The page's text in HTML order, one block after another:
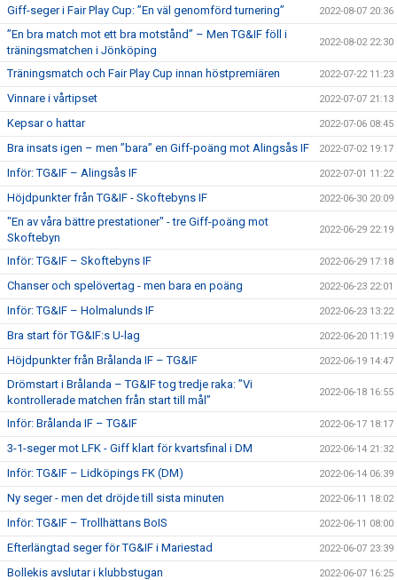
Giff-seger i Fair Play Cup: ”En väl genomförd turnering” 2022-08-07 20:36
”En bra match mot ett bra motstånd” – Men TG&IF föll i
träningsmatchen i Jönköping
2022-08-02 22:30
Träningsmatch och Fair Play Cup innan höstpremiären 2022-07-22 11:23
Vinnare i vårtipset 2022-07-07 21:13
Kepsar o hattar 2022-07-06 08:45
Bra insats igen – men ”bara” en Giff-poäng mot Alingsås IF 2022-07-02 19:17
Inför: TG&IF – Alingsås IF 2022-07-01 11:22
Höjdpunkter från TG&IF - Skoftebyns IF 2022-06-30 20:09
"En av våra bättre prestationer" - tre Giff-poäng mot
Skoftebyn
2022-06-29 22:19
Inför: TG&IF – Skoftebyns IF 2022-06-29 17:18
Chanser och spelövertag - men bara en poäng 2022-06-23 22:01
Inför: TG&IF – Holmalunds IF 2022-06-23 13:22
Bra start för TG&IF:s U-lag 2022-06-20 11:19
Höjdpunkter från Brålanda IF – TG&IF 2022-06-19 14:47
Drömstart i Brålanda – TG&IF tog tredje raka: ”Vi
kontrollerade matchen från start till mål”
2022-06-18 16:55
Inför: Brålanda IF – TG&IF 2022-06-17 18:17
3-1-seger mot LFK - Giff klart för kvartsfinal i DM 2022-06-14 21:32
Inför: TG&IF – Lidköpings FK (DM) 2022-06-14 06:39
Ny seger - men det dröjde till sista minuten 2022-06-11 18:02
Inför: TG&IF – Trollhättans BoIS 2022-06-11 08:00
Efterlängtad seger för TG&IF i Mariestad 2022-06-07 23:39
Bollekis avslutar i klubbstugan 2022-06-07 16:25